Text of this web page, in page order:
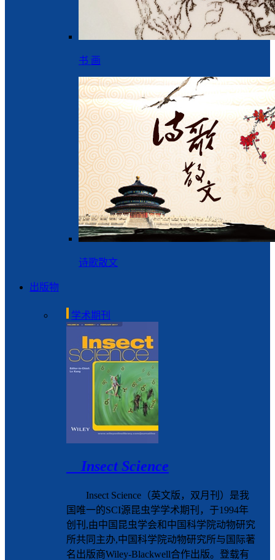
书 画
诗歌散文
出版物
学术期刊
Insect Science
Insect Science（英文版，双月刊）是我
国唯一的SCI源昆虫学学术期刊，于1994年
创刊,由中国昆虫学会和中国科学院动物研究
所共同主办,中国科学院动物研究所与国际著
名出版商Wiley-Blackwell合作出版。登载有